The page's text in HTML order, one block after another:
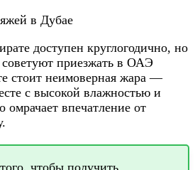
доступен круглогодично, но
приезжать в ОАЭ
стоит неимоверная жара —
с высокой влажностью и
омрачает впечатление от
чтобы получить